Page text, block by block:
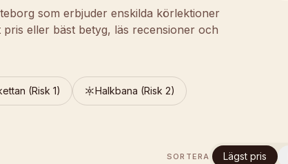
som erbjuder enskilda körlektioner
eller bäst betyg, läs recensioner och
(Risk 1) Halkbana (Risk 2)
SORTERA Lägst pris